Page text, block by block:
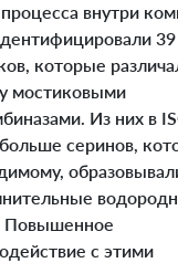
внутри
39
которые
мостиковыми
Из них в
серинов,
Повышенное
с этими